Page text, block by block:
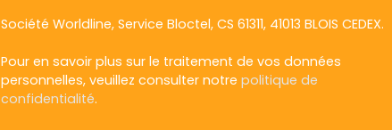
Société Worldline, Service Bloctel, CS 61311, 41013 BLOIS CEDEX.
Pour en savoir plus sur le traitement de vos données
personnelles, veuillez consulter notre politique de
confidentialité.